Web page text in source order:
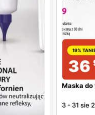
19%
36
Maska do
3 - 31 sie